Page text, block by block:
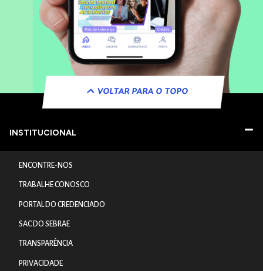
VOLTAR PARA O TOPO
INSTITUCIONAL
ENCONTRE-NOS
TRABALHE CONOSCO
PORTAL DO CREDENCIADO
SAC DO SEBRAE
TRANSPARÊNCIA
PRIVACIDADE